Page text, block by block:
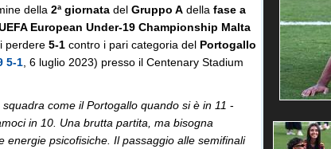
della 2ª giornata del Gruppo A della fase a
European Under-19 Championship Malta
perdere 5-1 contro i pari categoria del Portogallo
5-1 , 6 luglio 2023) presso il Centenary Stadium
come il Portogallo quando si è in 11 -
in 10. Una brutta partita, ma bisogna
energie psicofisiche. Il passaggio alle semifinali